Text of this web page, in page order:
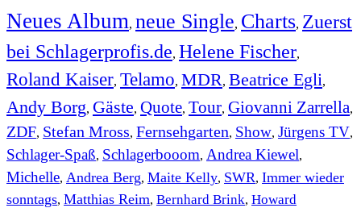
Neues Album, neue Single, Charts, Zuerst
bei Schlagerprofis.de, Helene Fischer,
Roland Kaiser, Telamo, MDR, Beatrice Egli,
Andy Borg, Gäste, Quote, Tour, Giovanni Zarrella,
ZDF, Stefan Mross, Fernsehgarten, Show, Jürgens TV,
Schlager-Spaß, Schlagerbooom, Andrea Kiewel,
Michelle, Andrea Berg, Maite Kelly, SWR, Immer wieder
sonntags, Matthias Reim, Bernhard Brink, Howard